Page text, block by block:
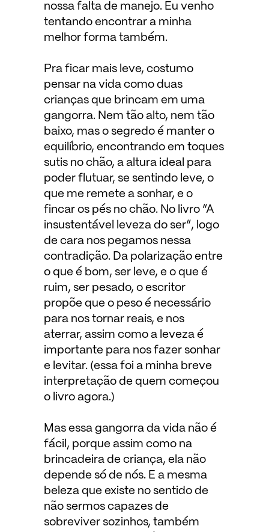
nossa falta de manejo. Eu venho
tentando encontrar a minha
melhor forma também.
Pra ficar mais leve, costumo
pensar na vida como duas
crianças que brincam em uma
gangorra. Nem tão alto, nem tão
baixo, mas o segredo é manter o
equilíbrio, encontrando em toques
sutis no chão, a altura ideal para
poder flutuar, se sentindo leve, o
que me remete a sonhar, e o
fincar os pés no chão. No livro “A
insustentável leveza do ser”, logo
de cara nos pegamos nessa
contradição. Da polarização entre
o que é bom, ser leve, e o que é
ruim, ser pesado, o escritor
propõe que o peso é necessário
para nos tornar reais, e nos
aterrar, assim como a leveza é
importante para nos fazer sonhar
e levitar. (essa foi a minha breve
interpretação de quem começou
o livro agora.)
Mas essa gangorra da vida não é
fácil, porque assim como na
brincadeira de criança, ela não
depende só de nós. E a mesma
beleza que existe no sentido de
não sermos capazes de
sobreviver sozinhos, também